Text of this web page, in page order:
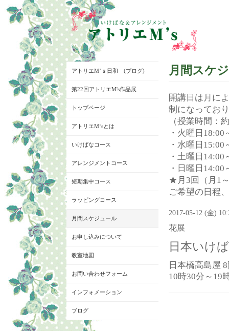
月間スケ
開講日は月に
制になってお
（授業時間：
・火曜日18:00
・水曜日15:00
・土曜日14:00
・日曜日14:00
★月3回（月1
ご希望の日程
2017-05-12 (金)
花展
日本いけ
日本橋高島屋
10時30分～19
アトリエM’ｓ日和 (ブログ)
第22回アトリエM's作品展
トップページ
アトリエM‘sとは
いけばなコース
アレンジメントコース
短期集中コース
ラッピングコース
月間スケジュール
お申し込みについて
教室地図
お問い合わせフォーム
インフォメーション
ブログ